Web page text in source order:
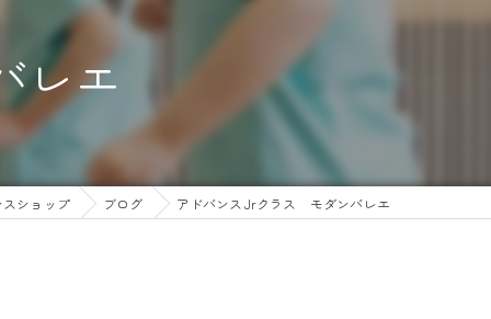
マイダンスショップ 出花スタジオ
レエ
ショップ ブログ アドバンスJrクラス モダンバレエ